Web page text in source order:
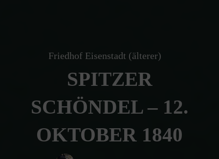
Friedhof Eisenstadt (älterer)
SPITZER
SCHÖNDEL – 12.
OKTOBER 1840